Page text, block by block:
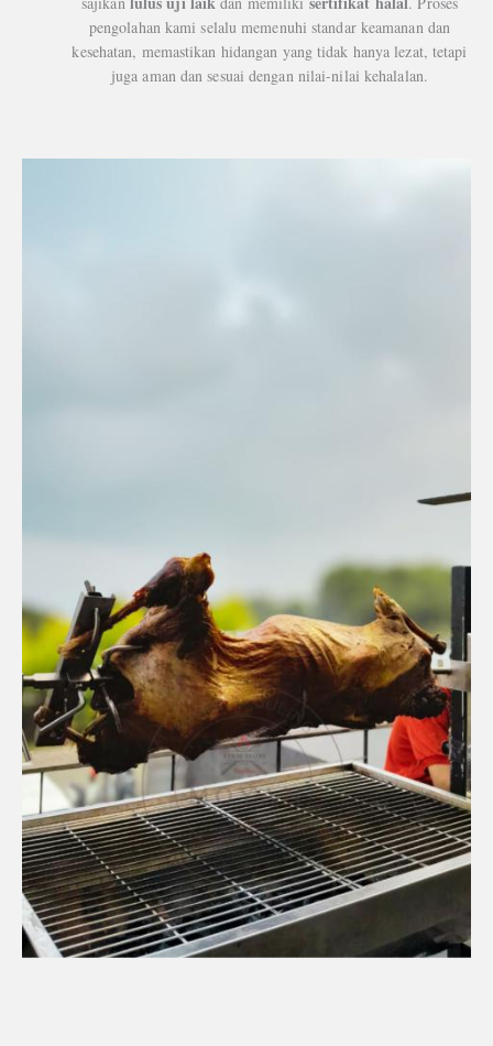
pengolahan kami selalu memenuhi standar keamanan dan
kesehatan, memastikan hidangan yang tidak hanya lezat, tetapi
juga aman dan sesuai dengan nilai-nilai kehalalan.